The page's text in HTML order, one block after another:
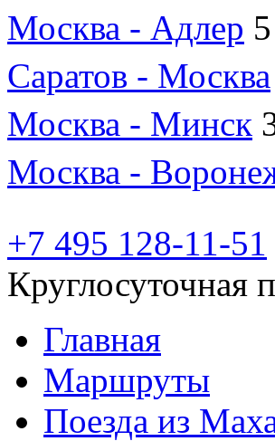
Москва - Адлер
Саратов - Москва
Москва - Минск
Москва -
+7 495 128-11-51
Круглосуточная
Главная
Маршруты
Поезда из